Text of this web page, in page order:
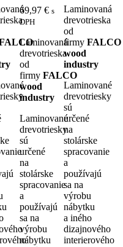
69,97 € s
DPH
Laminovaná
drevotrieska
od
firmy FALCO
wood
industry
Laminované
drevotriesky
sú
určené
na
stolárske
spracovanie
a
používajú
sa na
výrobu
nábytku
Laminovaná
drevotrieska
od
firmy FALCO
wood
industry
Laminované
drevotriesky
sú
určené
na
stolárske
spracovanie
a
používajú
sa na
výrobu
nábytku
a iného
dizajnového
interierového